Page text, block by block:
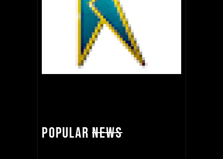
POPULARNEWS